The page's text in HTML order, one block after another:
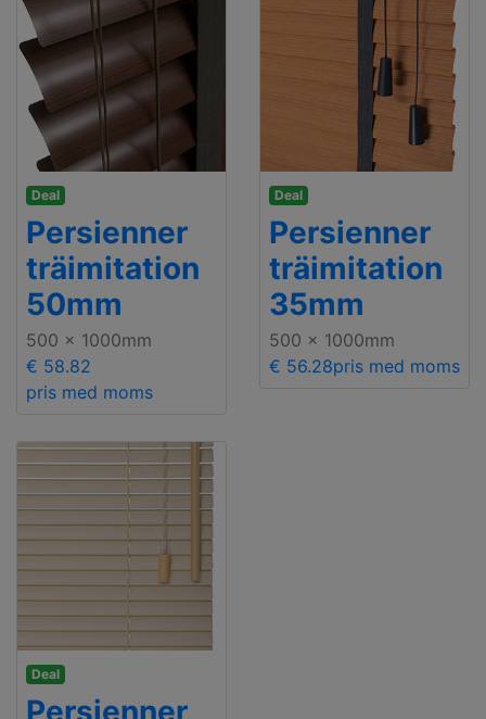
Deal
Persienner
träimitation
50mm
500 x 1000mm
€ 58.82
pris med moms
Deal
Persienner
träimitation
35mm
500 x 1000mm
€ 56.28pris med moms
Deal